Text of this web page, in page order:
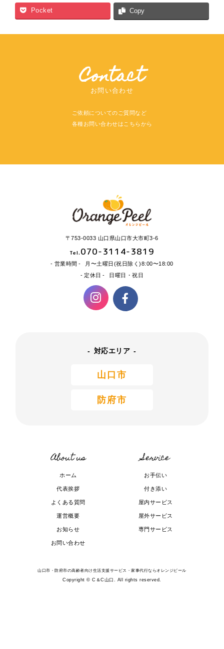
Pocket Copy
Contact
お問い合わせ
ご依頼についてのご質問など
各種お問い合わせはこちらから
〒753-0033 山口県山口市大市町3-6
Tel. 070-3114-3819
営業時間
月〜土曜日(祝日除く)8:00〜18:00
定休日
日曜日・祝日
対応エリア
山口市
防府市
About us
ホーム
代表挨拶
よくある質問
運営概要
お知らせ
お問い合わせ
Service
お手伝い
付き添い
屋内サービス
屋外サービス
専門サービス
山口市・防府市の高齢者向け生活支援サービス・家事代行ならオレンジピール
Copyright © C＆C山口. All rights reserved.